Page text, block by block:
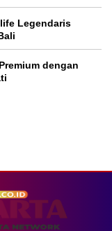
Legendaris
dengan